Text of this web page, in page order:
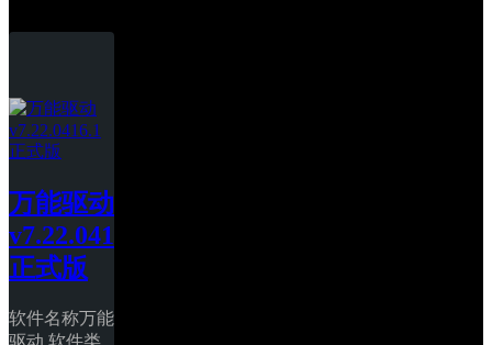
万能驱动
v7.22.0416.1
正式版
软件名称万能
驱动 软件类